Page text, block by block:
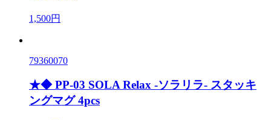
1,500円
79360070
★◆ PP-03 SOLA Relax -ソラリラ- スタッキ
ングマグ 4pcs